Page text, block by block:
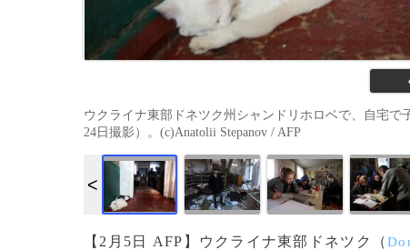
ウクライナ東部ドネツク州シャンドリホロベで、自宅で
24日撮影）。(c)Anatolii Stepanov / AFP
【2月5日 AFP】ウクライナ東部ドネツク（